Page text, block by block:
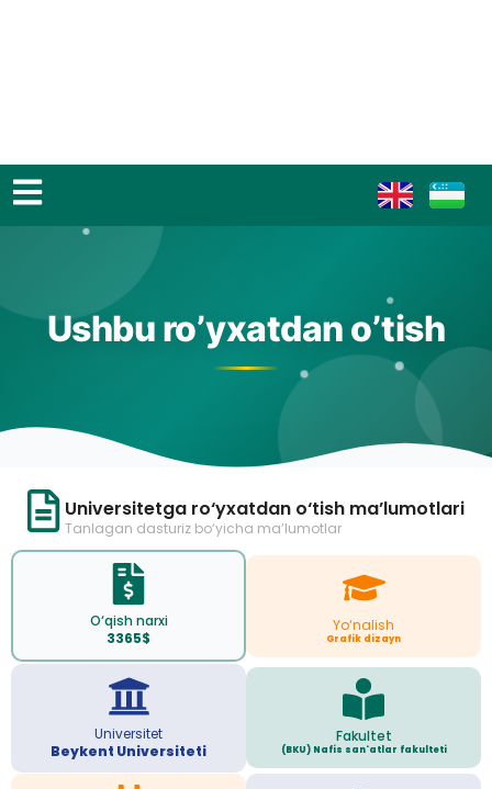
Ushbu ro’yxatdan o’tish
Universitetga ro‘yxatdan o‘tish ma’lumotlari
Tanlagan dasturiz bo‘yicha ma’lumotlar
O‘qish narxi
3365$
Yo‘nalish
Grafik dizayn
Universitet
Beykent Universiteti
Fakultet
(BKU) Nafis san'atlar fakulteti